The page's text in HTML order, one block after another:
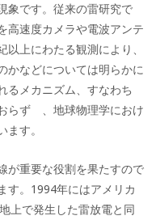
象です。従来の雷研究で
高速度カメラや電波アンテ
上にわたる観測により、
かなどについては明らかに
るメカニズム、すなわち
らず゙、地球物理学におけ
す。
が重要な役割を果たすので
す。1994年にはアメリカ
上で発生した雷放電と同